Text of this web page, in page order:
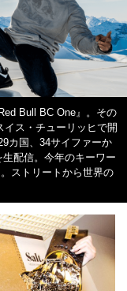
Bull BC One』。その
イス・チューリッヒで開
カ国、34サイファーか
配信。今年のキーワー
ストリートから世界の